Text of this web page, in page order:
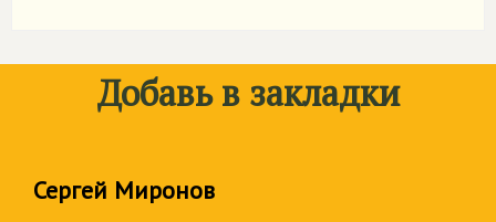
Добавь в закладки
Сергей Миронов